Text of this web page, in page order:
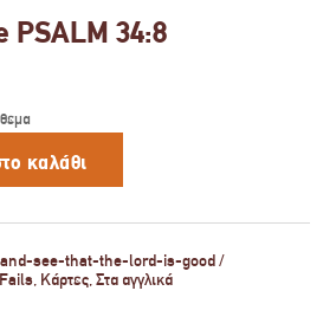
PSALM 34:8
καλάθι
see-that-the-lord-is-good
, Κάρτες,Στα αγγλικά